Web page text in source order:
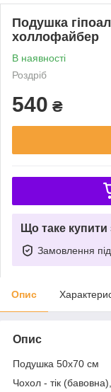
Подушка
холлофайбер
В наявності
Роздріб
540 ₴
Що таке
Замовлення
Опис
Опис
Подушка 50х70 см
Чохол - тік